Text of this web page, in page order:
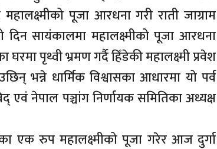
महालक्ष्मीको पूजा आरधना गरी राती जाग्राम
सायंकालमा महालक्ष्मीको पूजा आरधना
घरमा पृथ्वी भ्रमण गर्दै हिँडेकी महालक्ष्मी प्रवेश
भन्ने धार्मिक विश्वासका आधारमा यो पर्व
एवं नेपाल पञ्चांग निर्णायक समितिका अध्यक्ष
एक रुप महालक्ष्मीको पूजा गरेर आज दुर्गा